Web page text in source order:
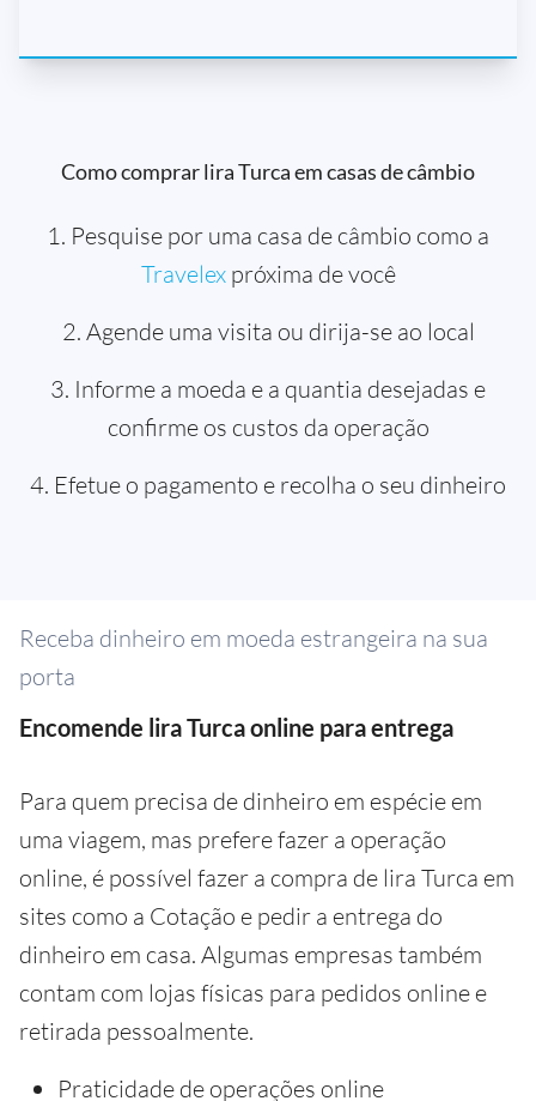
Como comprar lira Turca em casas de câmbio
1. Pesquise por uma casa de câmbio como a
Travelexpróxima de você
2. Agende uma visita ou dirija-se ao local
3. Informe a moeda e a quantia desejadas e
confirme os custos da operação
4. Efetue o pagamento e recolha o seu dinheiro
Receba dinheiro em moeda estrangeira na sua
porta
Encomende lira Turca online para entrega
Para quem precisa de dinheiro em espécie em
uma viagem, mas prefere fazer a operação
online, é possível fazer a compra de lira Turca em
sites como a Cotação e pedir a entrega do
dinheiro em casa. Algumas empresas também
contam com lojas físicas para pedidos online e
retirada pessoalmente.
Praticidade de operações online